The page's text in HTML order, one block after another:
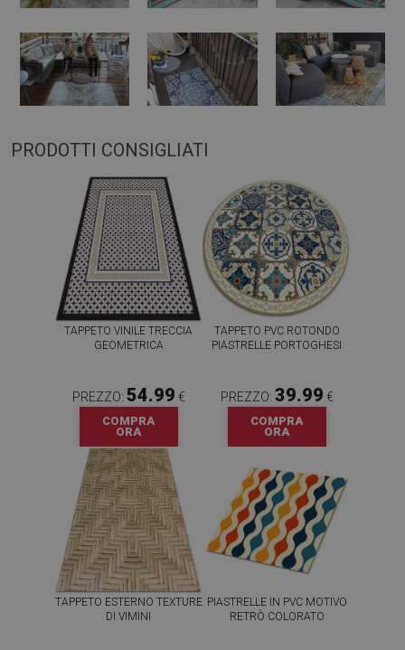
PRODOTTI CONSIGLIATI
TAPPETO VINILE TRECCIA
GEOMETRICA
PREZZO: 54.99 €
COMPRA
ORA
TAPPETO PVC ROTONDO
PIASTRELLE PORTOGHESI
PREZZO: 39.99 €
COMPRA
ORA
TAPPETO ESTERNO TEXTURE
DI VIMINI
PIASTRELLE IN PVC MOTIVO
RETRÒ COLORATO